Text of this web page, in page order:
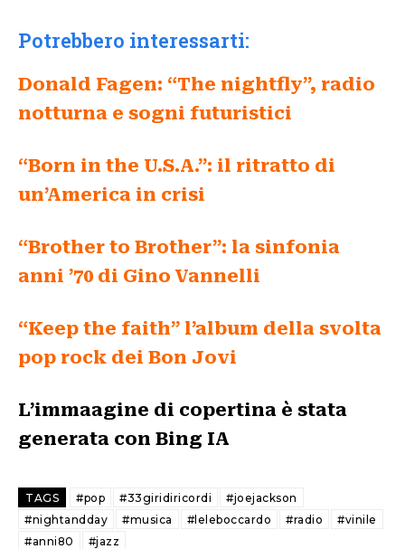
Potrebbero interessarti:
Donald Fagen: “The nightfly”, radio
notturna e sogni futuristici
“Born in the U.S.A.”: il ritratto di
un’America in crisi
“Brother to Brother”: la sinfonia
anni ’70 di Gino Vannelli
“Keep the faith” l’album della svolta
pop rock dei Bon Jovi
L’immaagine di copertina è stata
generata con Bing IA
TAGS #pop #33giridiricordi
#joejackson
#nightandday
#musica #leleboccardo #radio
#vinile
#anni80
#jazz